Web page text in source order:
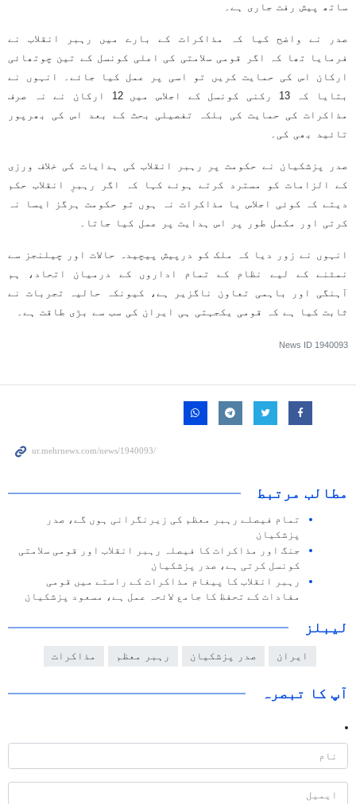
ساتھ پیش رفت جاری ہے۔
صدر نے واضح کیا کہ مذاکرات کے بارے میں رہبر انقلاب نے
فرمایا تھا کہ اگر قومی سلامتی کی اعلی کونسل کے تین چوتھائی
ارکان اس کی حمایت کریں تو اسی پر عمل کیا جائے۔ انہوں نے
بتایا کہ 13 رکنی کونسل کے اجلاس میں 12 ارکان نے نہ صرف
مذاکرات کی حمایت کی بلکہ تفصیلی بحث کے بعد اس کی بھرپور
تائید بھی کی۔
صدر پزشکیان نے حکومت پر رہبر انقلاب کی ہدایات کی خلاف ورزی
کے الزامات کو مسترد کرتے ہوئے کہا کہ اگر رہبرِ انقلاب حکم
دیتے کہ کوئی اجلاس یا مذاکرات نہ ہوں تو حکومت ہرگز ایسا نہ
کرتی اور مکمل طور پر اس ہدایت پر عمل کیا جاتا۔
انہوں نے زور دیا کہ ملک کو درپیش پیچیدہ حالات اور چیلنجز سے
نمٹنے کے لیے نظام کے تمام اداروں کے درمیان اتحاد، ہم
آہنگی اور باہمی تعاون ناگزیر ہے، کیونکہ حالیہ تجربات نے
ثابت کیا ہے کہ قومی یکجہتی ہی ایران کی سب سے بڑی طاقت ہے۔
News ID 1940093
مطالب مرتبط
تمام فیصلے رہبر معظم کی زیرنگرانی ہوں گے، صدر
پزشکیان
جنگ اور مذاکرات کا فیصلہ رہبر انقلاب اور قومی سلامتی
کونسل کرتی ہے، صدر پزشکیان
رہبر انقلاب کا پیغام مذاکرات کے راستے میں قومی
مفادات کے تحفظ کا جامع لائحہ عمل ہے، مسعود پزشکیان
لیبلز
ایران صدر پزشکیان رہبر معظم مذاکرات
آپ کا تبصرہ